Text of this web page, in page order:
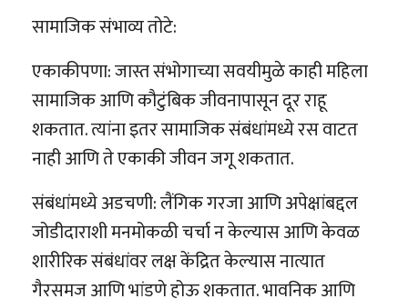
सामाजिक संभाव्य तोटे:
एकाकीपणा: जास्त संभोगाच्या सवयीमुळे काही महिला
सामाजिक आणि कौटुंबिक जीवनापासून दूर राहू
शकतात. त्यांना इतर सामाजिक संबंधांमध्ये रस वाटत
नाही आणि ते एकाकी जीवन जगू शकतात.
संबंधांमध्ये अडचणी: लैंगिक गरजा आणि अपेक्षांबद्दल
जोडीदाराशी मनमोकळी चर्चा न केल्यास आणि केवळ
शारीरिक संबंधांवर लक्ष केंद्रित केल्यास नात्यात
गैरसमज आणि भांडणे होऊ शकतात. भावनिक आणि